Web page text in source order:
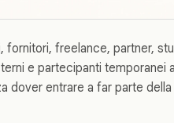
freelance, partner,
e partecipanti temporanei
dover entrare a far parte